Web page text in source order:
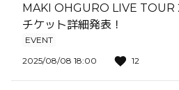
MAKI OHGURO LIVE
チケット詳細発表！
EVENT
2025/08/08 18:00
12